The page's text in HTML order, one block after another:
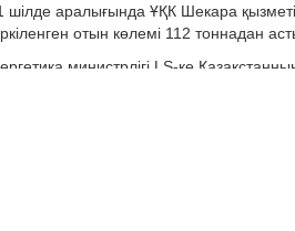
аралығында ҰҚК Шекара
отын көлемі 112 тоннадан
министрлігі LS-ке